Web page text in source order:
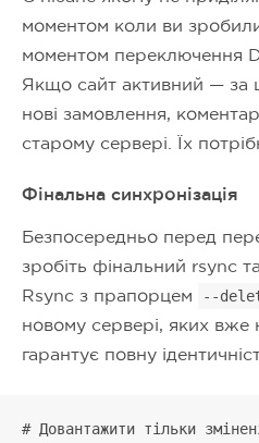
моментом коли ви
моментом переключення
Якщо сайт активний — за
нові замовлення,
старому сервері. Їх
Фінальна синхронізація
Безпосередньо перед
зробіть фінальний rsync
Rsync з прапорцем
--
новому сервері, яких
гарантує повну
# Довантажити тільки